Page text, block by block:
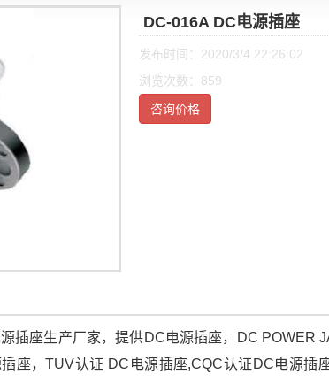
DC-016A DC电源插座
发布时间：2020/3/4 22:26:02
浏览次数：859
咨询价格
插座生产厂家，提供DC电源插座，DC POWER
座，TUV认证 DC电源插座,CQC认证DC电源插